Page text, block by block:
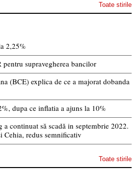
Toate stirile
2,25%
supravegherea bancilor
(BCE) explica de ce a majorat dobanda
dupa ce inflatia a ajuns la 10%
a continuat să scadă in septembrie 2022.
Cehia, redus semnificativ
Toate stirile